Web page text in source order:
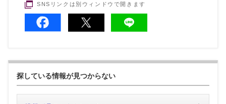
SNSリンクは別ウィンドウで開きます
探している情報が見つからない